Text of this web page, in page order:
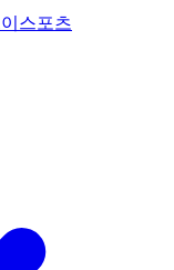
이스포츠